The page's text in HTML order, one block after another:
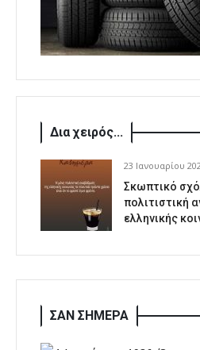
Δια χειρός...
23 Ιανουαρίου
Σκωπτικό
πολιτιστική
ελληνικής
ΣΑΝ ΣΗΜΕΡΑ